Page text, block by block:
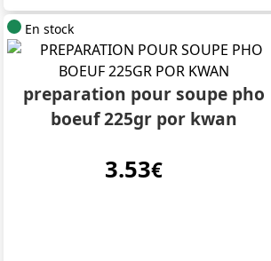
En stock
preparation pour soupe pho
boeuf 225gr por kwan
3.53€